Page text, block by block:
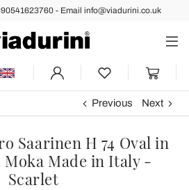
- Email info@viadurini.co.uk
Previous Next
Saarinen H 74 Oval in
Moka Made in Italy -
Scarlet